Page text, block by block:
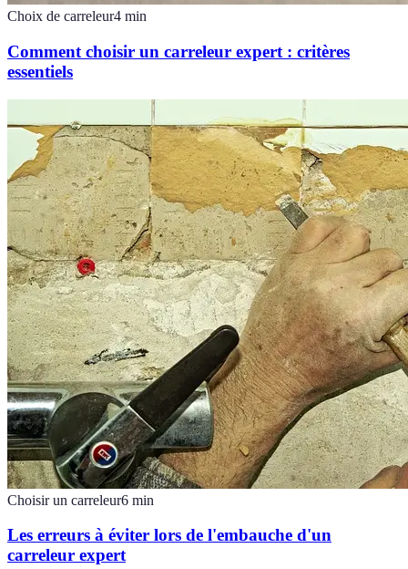
Choix de carreleur4 min
Comment choisir un carreleur expert : critères
essentiels
Choisir un carreleur6 min
Les erreurs à éviter lors de l'embauche d'un
carreleur expert